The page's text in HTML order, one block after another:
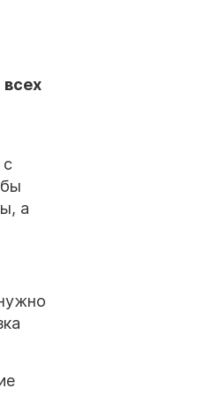
с
а